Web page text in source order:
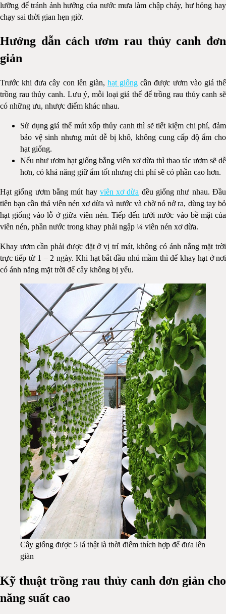
lưỡng để tránh ảnh hưởng của nước mưa làm chập cháy, hư hỏng hay
chạy sai thời gian hẹn giờ.
Hướng dẫn cách ươm rau thủy canh đơn
giản
Trước khi đưa cây con lên giàn, hạt giống cần được ươm vào giá thể
trồng rau thủy canh. Lưu ý, mỗi loại giá thể để trồng rau thủy canh sẽ
có những ưu, nhược điểm khác nhau.
Sử dụng giá thể mút xốp thủy canh thì sẽ tiết kiệm chi phí, đảm
bảo vệ sinh nhưng mút dễ bị khô, không cung cấp độ ẩm cho
hạt giống.
Nếu như ươm hạt giống bằng viên xơ dừa thì thao tác ươm sẽ dễ
hơn, có khả năng giữ ẩm tốt nhưng chi phí sẽ có phần cao hơn.
Hạt giống ươm bằng mút hay viên xơ dừa đều giống như nhau. Đầu
tiên bạn cần thả viên nén xơ dừa và nước và chờ nó nở ra, dùng tay bỏ
hạt giống vào lỗ ở giữa viên nén. Tiếp đến tưới nước vào bề mặt của
viên nén, phần nước trong khay phải ngập ¼ viên nén xơ dừa.
Khay ươm cần phải được đặt ở vị trí mát, không có ánh nắng mặt trời
trực tiếp từ 1 – 2 ngày. Khi hạt bắt đầu nhú mầm thì để khay hạt ở nơi
có ánh nắng mặt trời để cây không bị yếu.
Cây giống được 5 lá thật là thời điểm thích hợp để đưa lên
giàn
Kỹ thuật trồng rau thủy canh đơn giản cho
năng suất cao